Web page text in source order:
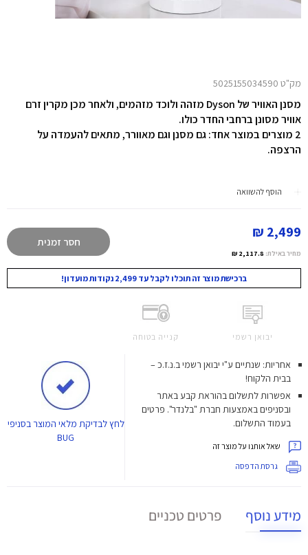
מק"ט 5025155034590
מסנן האוויר של Dyson מזהה ולוכד מזהמים, ולאחר מכן מקרין זרם
אוויר מסונן ברחבי החדר כולו.
2 מוצרים במוצר אחד: גם מסנן וגם מאוורר, מתאים להעמדה על
הרצפה.
הוסף להשוואה
2,499 ₪
מחיר באילת: 2,117.8 ₪
חסר זמנית
ברכישת מוצר זה תוכלו לקבל עד 2,499 נקודות מועדון!
יבואן רשמי קנייה בטוחה
אחריות: שנתיים ע"י יבואן רשמי ב.נ.ז.כ –
בבית הלקוח!
אפשרות לתשלום בהוראת קבע באתר
ובסניפים באמצעות חברת "בלנדר". פרטים
בעמוד התשלום.
שאל אותנו על מוצר זה
גרסת הדפסה
לחץלבדיקת מלאי המוצר בסניפי
BUG
מידע נוסף פרטים טכניים